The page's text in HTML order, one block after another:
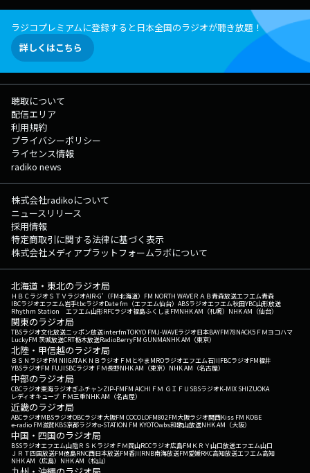
ラジコプレミアムに登録すると日本全国のラジオが聴き放題！
詳しくはこちら
聴取について
配信エリア
利用規約
プライバシーポリシー
ライセンス情報
radiko news
株式会社radikoについて
ニュースリリース
採用情報
特定商取引に関する法律に基づく表示
株式会社メディアプラットフォームラボについて
北海道・東北のラジオ局
ＨＢＣラジオＳＴＶラジオAIR-G'（FM北海道） FM NORTH WAVEＲＡＢ青森放送エフエム青森
IBCラジオエフエム岩手tbcラジオDate fm（エフエム仙台） ABSラジオエフエム秋田YBC山形放送
Rhythm Station エフエム山形RFCラジオ福島ふくしまFMNHK AM（札幌） NHK AM（仙台）
関東のラジオ局
TBSラジオ文化放送ニッポン放送interfmTOKYO FMJ-WAVEラジオ日本BAYFM78NACK5 ＦＭヨコハマ
LuckyFM 茨城放送CRT栃木放送RadioBerryFM GUNMANHK AM（東京）
北陸・甲信越のラジオ局
ＢＳＮラジオFM NIIGATAＫＮＢラジオ ＦＭとやまMROラジオエフエム石川FBCラジオFM福井
YBSラジオFM FUJISBCラジオ ＦＭ長野NHK AM（東京） NHK AM（名古屋）
中部のラジオ局
CBCラジオ東海ラジオぎふチャンZIP-FMFM AICHI ＦＭ ＧＩＦＵ SBSラジオK-MIX SHIZUOKA
レディオキューブ ＦＭ三重NHK AM（名古屋）
近畿のラジオ局
ABCラジオMBSラジオOBCラジオ大阪FM COCOLOFM802FM大阪ラジオ関西Kiss FM KOBE
e-radio FM滋賀KBS京都ラジオα-STATION FM KYOTOwbs和歌山放送NHK AM（大阪）
中国・四国のラジオ局
BSSラジオエフエム山陰ＲＳＫラジオ ＦＭ岡山RCCラジオ広島FM ＫＲＹ山口放送エフエム山口
ＪＲＴ四国放送FM徳島RNC西日本放送FM香川RNB南海放送FM愛媛RKC高知放送エフエム高知
NHK AM（広島） NHK AM（松山）